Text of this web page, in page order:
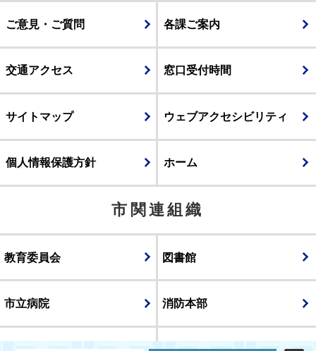
ご意見・ご質問 各課ご案内
交通アクセス 窓口受付時間
サイトマップ ウェブアクセシビリティ
個人情報保護方針 ホーム
市関連組織
教育委員会 図書館
市立病院 消防本部